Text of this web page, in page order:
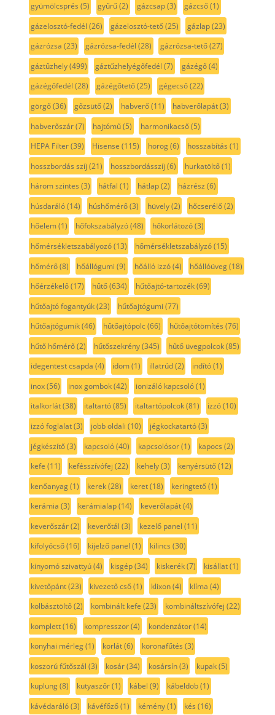
gyümölcsprés (5) gyűrű(2) gázcsap(3) gázcső(1)
gázelosztó-fedél (26) gázelosztó-tető(25) gázlap(23)
gázrózsa (23) gázrózsa-fedél (28) gázrózsa-tető(27)
gáztűzhely(499) gáztűzhelyégőfedél (7) gázégő(4)
gázégőfedél (28) gázégőtető(25) gégecső(22)
görgő(36) gőzsütő(2) habverő(11) habverőlapát(3)
habverőszár(7) hajtómű(5) harmonikacső(5)
HEPA Filter(39) Hisense (115) horog(6) hosszabítás (1)
hosszbordás szíj (21) hosszbordásszíj (6) hurkatöltő(1)
három szintes (3) hátfal (1) hátlap(2) házrész (6)
húsdaráló(14) húshőmérő(3) hüvely(2) hőcserélő(2)
hőelem(1) hőfokszabályzó(48) hőkorlátozó(3)
hőmérsékletszabályozó(13) hőmérsékletszabályzó(15)
hőmérő(8) hőállógumi (9) hőálló izzó(4) hőállóüveg(18)
hőérzékelő(17) hűtő(634) hűtőajtó-tartozék(69)
hűtőajtó fogantyúk(23) hűtőajtógumi (77)
hűtőajtógumik(46) hűtőajtópolc(66) hűtőajtótömítés (76)
hűtő hőmérő(2) hűtőszekrény(345) hűtő üvegpolcok(85)
idegentest csapda (4) idom(1) illatrúd(2) indító(1)
inox(56) inox gombok(42) ionizáló kapcsoló(1)
italkorlát(38) italtartó(85) italtartópolcok(81) izzó(10)
izzó foglalat(3) jobb oldali (10) jégkockatartó(3)
jégkészítő(3) kapcsoló(40) kapcsolósor(1) kapocs (2)
kefe (11) kefésszívófej (22) kehely(3) kenyérsütő(12)
kenőanyag(1) kerek(28) keret(18) keringtető(1)
kerámia (3) kerámialap(14) keverőlapát(4)
keverőszár(2) keverőtál (3) kezelő panel (11)
kifolyócső(16) kijelző panel (1) kilincs (30)
kinyomó szivattyú(4) kisgép(34) kiskerék(7) kisállat(1)
kivetőpánt(23) kivezető cső(1) klixon(4) klíma (4)
kolbásztöltő(2) kombinált kefe (23) kombináltszívófej (22)
komplett(16) kompresszor(4) kondenzátor(14)
konyhai mérleg(1) korlát(6) koronafűtés (3)
koszorú fűtőszál (3) kosár(34) kosársín(3) kupak(5)
kuplung(8) kutyaszőr(1) kábel (9) kábeldob(1)
kávédaráló(3) kávéfőző(1) kémény(1) kés (16)